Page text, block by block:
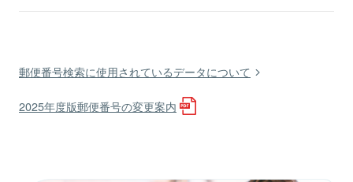
郵便番号検索に使用されているデータについて
2025年度版郵便番号の変更案内